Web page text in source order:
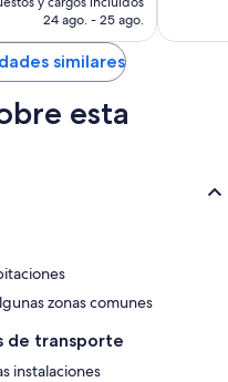
es
de
US$ 48
24 ago. - 25 ago.
similares
esta
zonas comunes
de transporte
instalaciones